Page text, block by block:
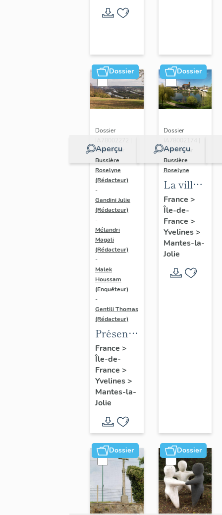
Dossier
Aperçu
Dossier
Réalisé par
Bussière
Roselyne
(Rédacteur)
-
Gandini Julie
(Rédacteur)
-
Mélandri
Magali
(Rédacteur)
-
Malek
Houssam
(Enquêteur)
-
Gentili Thomas
(Rédacteur)
Présentation
de
l'étude
France >
Île-de-
France >
Yvelines>
Mantes-la-
Jolie
Dossier
Aperçu
Dossier
Réalisé par
Bussière
Roselyne
La ville
de
Mantes-
la-Jolie
France >
Île-de-
France >
Yvelines>
Mantes-la-
Jolie
Dossier Dossier